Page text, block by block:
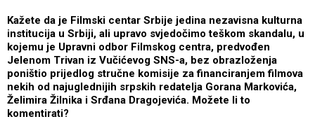
Kažete da je Filmski centar Srbije jedina nezavisna kulturna
institucija u Srbiji, ali upravo svjedočimo teškom skandalu, u
kojemu je Upravni odbor Filmskog centra, predvođen
Jelenom Trivan iz Vučićevog SNS-a, bez obrazloženja
poništio prijedlog stručne komisije za financiranjem filmova
nekih od najuglednijih srpskih redatelja Gorana Markovića,
Želimira Žilnika i Srđana Dragojevića. Možete li to
komentirati?